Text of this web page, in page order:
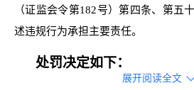
（证监会令第182号）第四条、第五
述违规行为承担主要责任。
处罚决定如下：
展开阅读全文